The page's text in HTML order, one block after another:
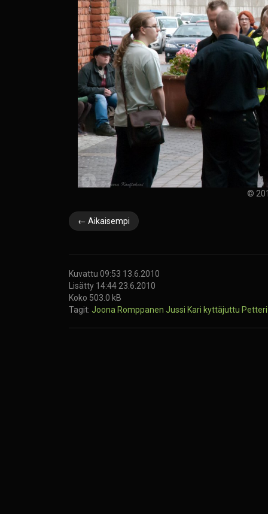
©
← Aikaisempi
Kuvattu 09:53 13.6.2010
Lisätty 14:44 23.6.2010
Koko 503.0 kB
Tagit: Joona Romppanen Jussi Kari kyttäjuttu